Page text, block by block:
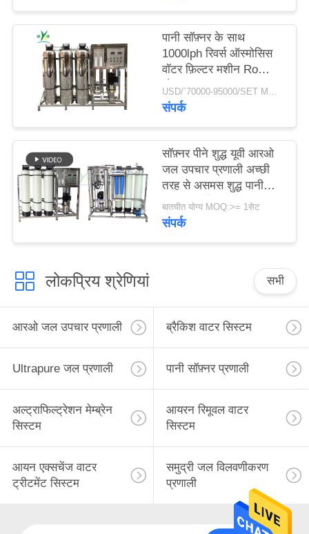
POLICY
पानी सॉफ़्नर के साथ
1000lph रिवर्स ऑस्मोसिस
वॉटर फ़िल्टर मशीन Ro
शोधक
USD/`70000-95000/SET MOQ:1 सेट
संपर्क
सॉफ़्नर पीने शुद्ध यूवी आरओ
जल उपचार प्रणाली अच्छी
तरह से असमस शुद्ध पानी
मशीन रिवर्स
बातचीत योग्य MOQ:>= 1सेट
संपर्क
लोकप्रिय श्रेणियां सभी
आरओ जल उपचार प्रणाली ब्रैकिश वाटर सिस्टम
Ultrapure जल प्रणाली पानी सॉफ़्नर प्रणाली
अल्ट्राफिल्ट्रेशन मेम्ब्रेन
सिस्टम
आयरन रिमूवल वाटर
सिस्टम
आयन एक्सचेंज वाटर
ट्रीटमेंट सिस्टम
समुद्री जल विलवणीकरण
प्रणाली